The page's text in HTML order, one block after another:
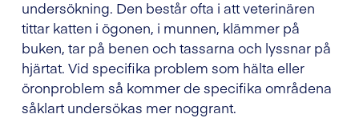
undersökning. Den består ofta i att veterinären
tittar katten i ögonen, i munnen, klämmer på
buken, tar på benen och tassarna och lyssnar på
hjärtat. Vid specifika problem som hälta eller
öronproblem så kommer de specifika områdena
såklart undersökas mer noggrant.